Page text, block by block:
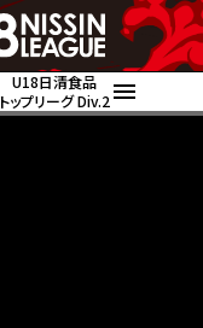
U18日清食品
トップリーグ Div.2